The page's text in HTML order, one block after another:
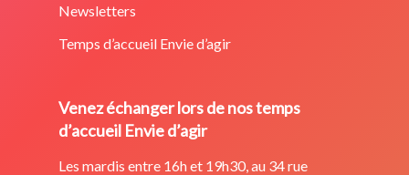
Newsletters
Temps d’accueil Envie d’agir
Venez échanger lors de nos temps
d’accueil Envie d’agir
Les mardis entre 16h et 19h30, au 34 rue